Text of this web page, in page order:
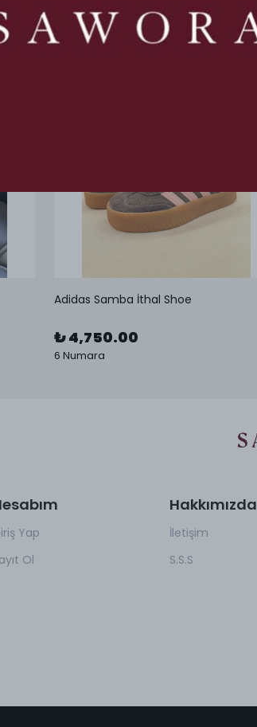
Adidas Samba İthal Shoe
₺ 4,750.00
6 Numara
Yap
Ol
Hakkımızda
İletişim
S.S.S